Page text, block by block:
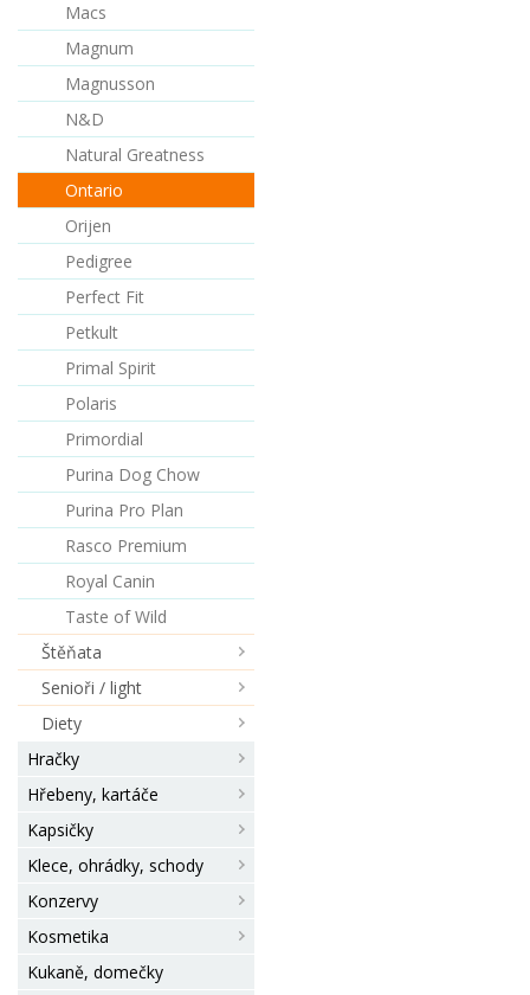
Macs
Magnum
Magnusson
N&D
Natural Greatness
Ontario
Orijen
Pedigree
Perfect Fit
Petkult
Primal Spirit
Polaris
Primordial
Purina Dog Chow
Purina Pro Plan
Rasco Premium
Royal Canin
Taste of Wild
Štěňata
Senioři / light
Diety
Hračky
Hřebeny, kartáče
Kapsičky
Klece, ohrádky, schody
Konzervy
Kosmetika
Kukaně, domečky